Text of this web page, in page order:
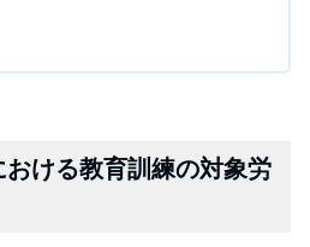
ける教育訓練の対象労